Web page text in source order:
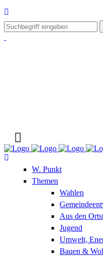
W. Punkt
Themen
Wahlen
Aus den
Jugend
Umwelt,
Bauen &